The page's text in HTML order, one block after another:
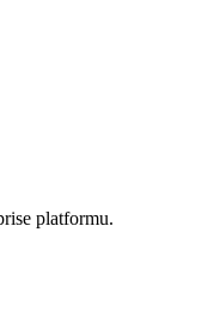
platformu.